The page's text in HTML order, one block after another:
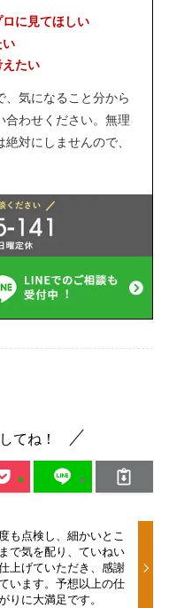
に見てほしい
い
えたい
、気になること分から
合わせください。無理
対にしませんので、
てね！
も点検し、細かいとこ
で気を配り、ていねい
上げていただき、感謝
います。予想以上の仕
りに大満足です。